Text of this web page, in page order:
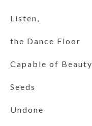
Listen,
the Dance Floor
Capable of Beauty
Seeds
Undone